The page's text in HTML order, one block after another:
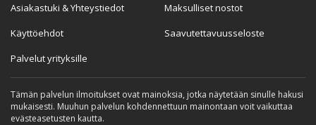
Asiakastuki & Yhteystiedot
Käyttöehdot
Palvelut yrityksille
Maksulliset nostot
Saavutettavuusseloste
Tämän palvelun ilmoitukset ovat mainoksia, jotka näytetään sinulle hakusi
mukaisesti. Muuhun palvelun kohdennettuun mainontaan voit vaikuttaa
evästeasetusten kautta.